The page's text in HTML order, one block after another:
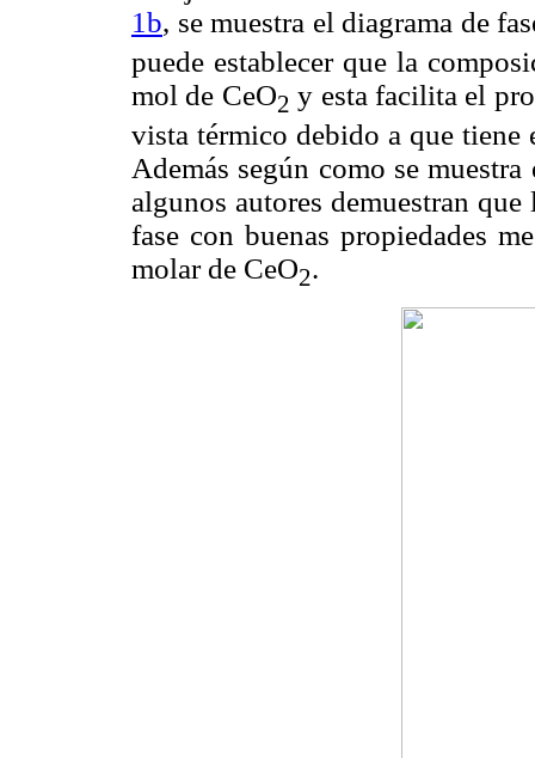
1b, se muestra el diagrama de
puede establecer que la
mol de CeO2 y esta facilita el
vista térmico debido a que
Además según como se
algunos autores demuestran
fase con buenas propiedades
molar de CeO2.